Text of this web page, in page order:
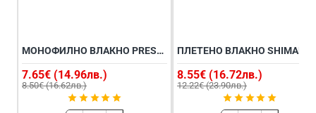
МОНОФИЛНО ВЛАКНО PRESTON REFLO POWER 100M
7.65€ (14.96лв.)
8.50€ (16.62лв.)
8.55€ (16.72лв.)
12.22€ (23.90лв.)